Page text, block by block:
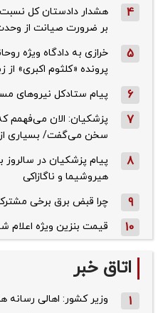
4
هشدار دادستان کل نسبت
بر ضرورت صیانت از
5
خرازی به دادگاه ویژه
پرونده «کلثوم اکبری»
6 پیام ستادکل نیروهای
7
پزشکیان: الان می‌فهمم
سخن می‌گفت/ بسیاری
8
پیام پزشکیان در سالروز
هیروشیما و ناگازاکی
9 چرا قبض برق برخی
10 قیمت بنزین ویژه اعلام
اتاق خبر
1 وزیر کشور: اهالی رسانه